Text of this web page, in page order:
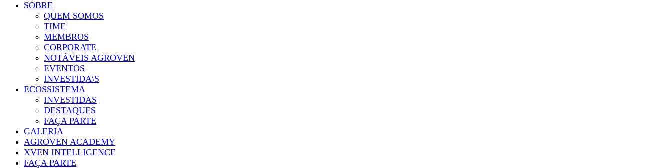
SOBRE
QUEM SOMOS
TIME
MEMBROS
CORPORATE
NOTÁVEIS AGROVEN
EVENTOS
INVESTIDA\S
ECOSSISTEMA
INVESTIDAS
DESTAQUES
FAÇA PARTE
GALERIA
AGROVEN ACADEMY
XVEN INTELLIGENCE
FAÇA PARTE